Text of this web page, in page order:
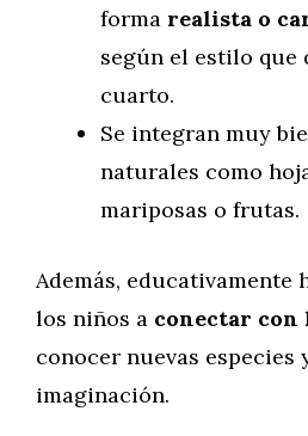
forma realista o
según el estilo que
cuarto.
Se integran muy
naturales como
mariposas o frutas.
Además, educativamente
los niños a conectar con
conocer nuevas especies
imaginación.